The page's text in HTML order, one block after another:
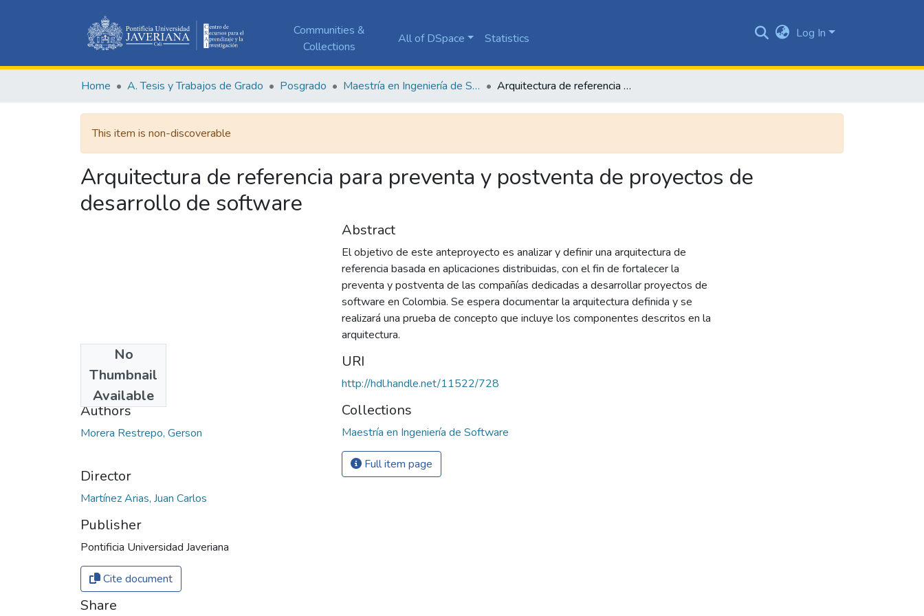
Communities &
Collections
All of DSpace Statistics Log In
Home A. Tesis y Trabajos de Grado Posgrado Maestría en Ingeniería de Software Arquitectura de referencia para preventa y postventa de proyectos de desarrollo de software
This item is non-discoverable
Arquitectura de referencia para preventa y postventa de proyectos de
desarrollo de software
No
Thumbnail
Available
2020
Authors
Morera Restrepo, Gerson
Director
Martínez Arias, Juan Carlos
Publisher
Pontificia Universidad Javeriana
Cite document
Share
Abstract
El objetivo de este anteproyecto es analizar y definir una arquitectura de
referencia basada en aplicaciones distribuidas, con el fin de fortalecer la
preventa y postventa de las compañías dedicadas a desarrollar proyectos de
software en Colombia. Se espera documentar la arquitectura definida y se
realizará una prueba de concepto que incluye los componentes descritos en la
arquitectura.
URI
http://hdl.handle.net/11522/728
Collections
Maestría en Ingeniería de Software
Full item page